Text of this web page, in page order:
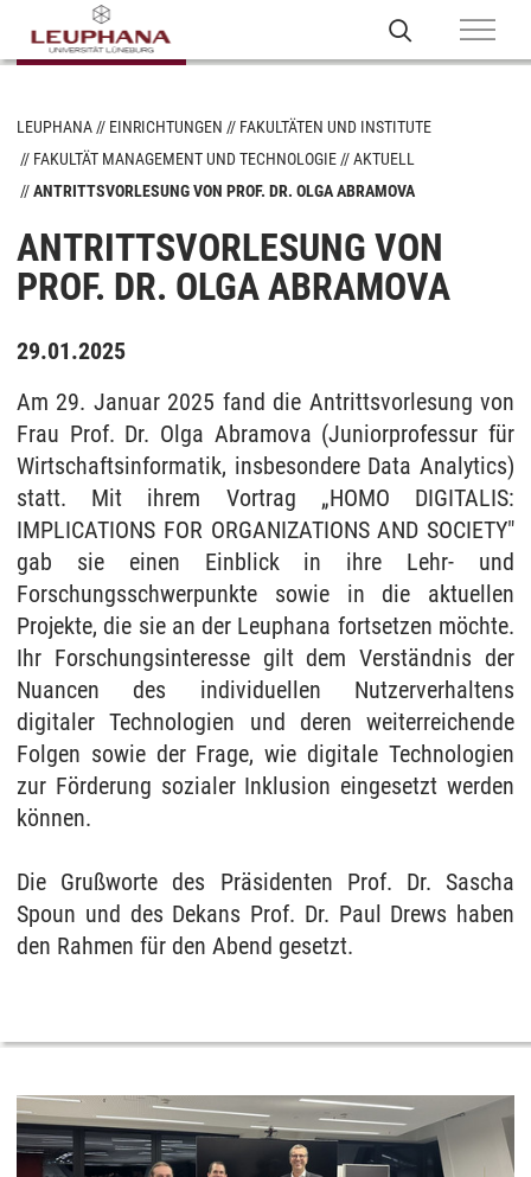
LEUPHANA EINRICHTUNGEN
FAKULTÄTEN UND INSTITUTE
FAKULTÄT MANAGEMENT UND TECHNOLOGIE
AKTUELL
ANTRITTSVORLESUNG VON PROF. DR. OLGA ABRAMOVA
ANTRITTSVORLESUNG VON
PROF. DR. OLGA ABRAMOVA
29.01.2025
Am 29. Januar 2025 fand die Antrittsvorlesung von
Frau Prof. Dr. Olga Abramova (Juniorprofessur für
Wirtschaftsinformatik, insbesondere Data Analytics)
statt. Mit ihrem Vortrag „HOMO DIGITALIS:
IMPLICATIONS FOR ORGANIZATIONS AND SOCIETY"
gab sie einen Einblick in ihre Lehr- und
Forschungsschwerpunkte sowie in die aktuellen
Projekte, die sie an der Leuphana fortsetzen möchte.
Ihr Forschungsinteresse gilt dem Verständnis der
Nuancen des individuellen Nutzerverhaltens
digitaler Technologien und deren weiterreichende
Folgen sowie der Frage, wie digitale Technologien
zur Förderung sozialer Inklusion eingesetzt werden
können.
Die Grußworte des Präsidenten Prof. Dr. Sascha
Spoun und des Dekans Prof. Dr. Paul Drews haben
den Rahmen für den Abend gesetzt.